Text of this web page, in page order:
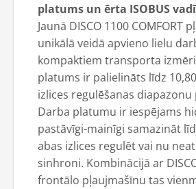
platums un ērta ISOBUS
Jaunā DISCO 1100 COMFORT
unikālā veidā apvieno lielu
kompaktiem transporta
platums ir palielināts līdz
izlices regulēšanas diapazonu
Darba platumu ir iespējams
pastāvīgi-mainīgi samazināt
abas izlices regulēt vai nu
sinhroni. Kombinācijā ar
frontālo pļaujmašīnu tas